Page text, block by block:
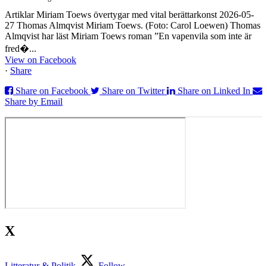
Artiklar Miriam Toews övertygar med vital berättarkonst 2026-05-
27 Thomas Almqvist Miriam Toews. (Foto: Carol Loewen) Thomas
Almqvist har läst Miriam Toews roman ”En vapenvila som inte är
fred�...
View on Facebook
· Share
Share on Facebook
Share on Twitter
Share on Linked In
Share by Email
X